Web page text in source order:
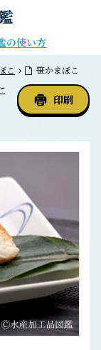
の使い方
こ 笹かまぼこ
印刷